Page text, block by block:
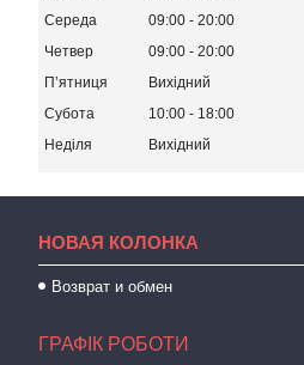
Середа
09:00
20:00
Четвер
09:00
20:00
Пʼятниця
Вихідний
Субота
10:00
18:00
Неділя
Вихідний
НОВАЯ КОЛОНКА
Возврат и обмен
ГРАФІК РОБОТИ